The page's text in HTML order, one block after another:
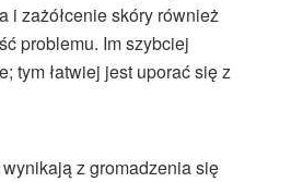
i zażółcenie skóry również
problemu. Im szybciej
tym łatwiej jest uporać się z
z gromadzenia się